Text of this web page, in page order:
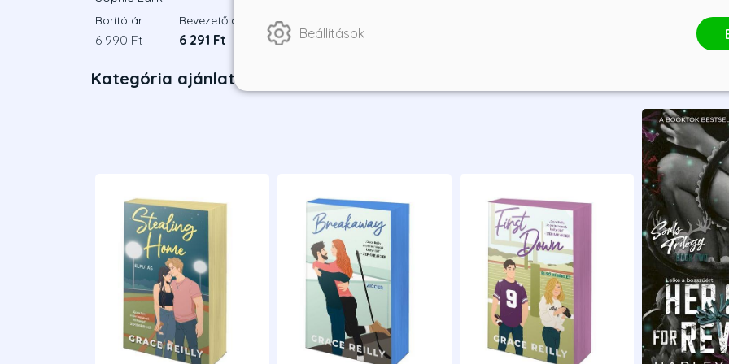
Borító ár:
6 990 Ft
Bevezető ár:
6 291 Ft
Borító ár:
6 490 Ft 5 841 Ft
Kategória ajánlatai
Beállítások